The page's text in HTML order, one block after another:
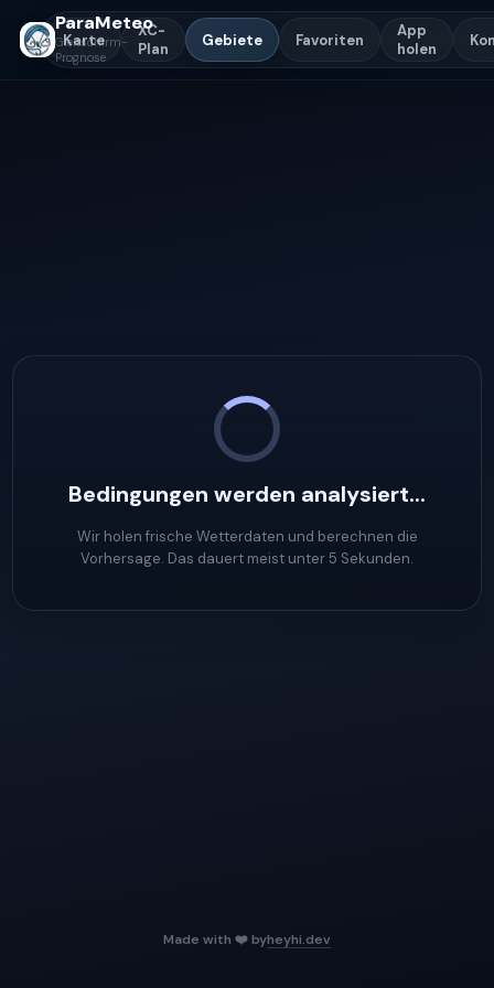
ParaMeteo
Gleitschirm-
Prognose
Karte
XC-
Plan
Gebiete Favoriten
App
holen
Bedingungen werden analysiert...
Wir holen frische Wetterdaten und berechnen die
Vorhersage. Das dauert meist unter 5 Sekunden.
Made with ❤️ byheyhi.dev